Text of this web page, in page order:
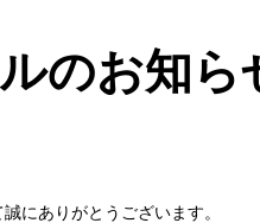
のお知ら
にありがとうございます。